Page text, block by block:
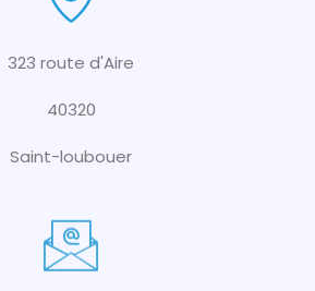
323 route d'Aire
40320
Saint-loubouer